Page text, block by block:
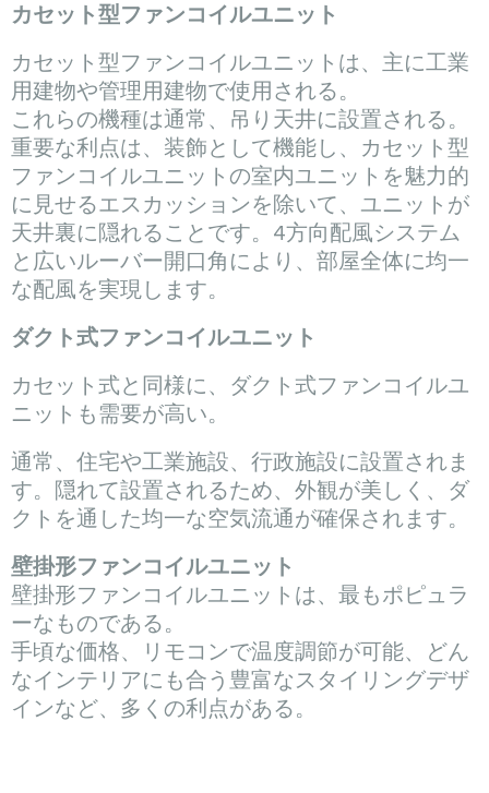
カセット型ファンコイルユニット
カセット型ファンコイルユニットは、主に工業
用建物や管理用建物で使用される。
これらの機種は通常、吊り天井に設置される。
重要な利点は、装飾として機能し、カセット型
ファンコイルユニットの室内ユニットを魅力的
に見せるエスカッションを除いて、ユニットが
天井裏に隠れることです。4方向配風システム
と広いルーバー開口角により、部屋全体に均一
な配風を実現します。
ダクト式ファンコイルユニット
カセット式と同様に、ダクト式ファンコイルユ
ニットも需要が高い。
通常、住宅や工業施設、行政施設に設置されま
す。隠れて設置されるため、外観が美しく、ダ
クトを通した均一な空気流通が確保されます。
壁掛形ファンコイルユニット
壁掛形ファンコイルユニットは、最もポピュラ
ーなものである。
手頃な価格、リモコンで温度調節が可能、どん
なインテリアにも合う豊富なスタイリングデザ
インなど、多くの利点がある。